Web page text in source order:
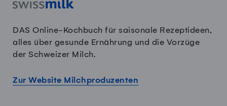
DAS Online-Kochbuch für saisonale Rezeptideen,
alles über gesunde Ernährung und die Vorzüge
der Schweizer Milch.
Zur Website Milchproduzenten